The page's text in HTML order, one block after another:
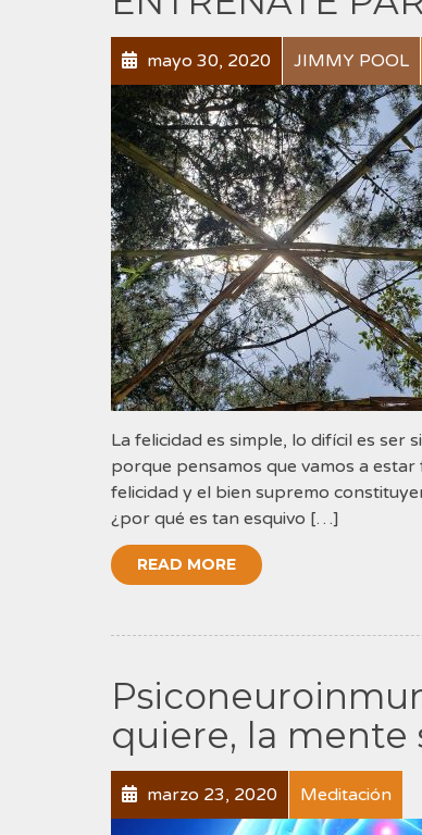
mayo 30, 2020 JIMMY POOL
La felicidad es simple, lo difícil es ser
porque pensamos que vamos a
felicidad y el bien supremo
¿por qué es tan esquivo […]
READ MORE
quiere, la mente
marzo 23, 2020 Meditación